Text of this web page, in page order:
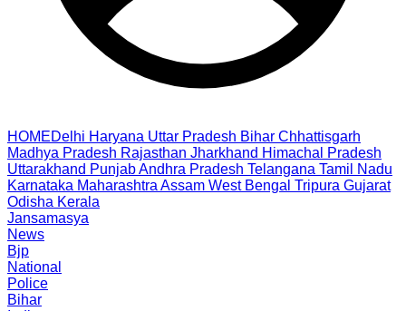
HOMEDelhi Haryana Uttar Pradesh Bihar Chhattisgarh
Madhya Pradesh Rajasthan Jharkhand Himachal Pradesh
Uttarakhand PunjabAndhra Pradesh Telangana Tamil Nadu
Karnataka Maharashtra Assam West Bengal Tripura Gujarat
Odisha Kerala
Jansamasya
News
Bjp
National
Police
Bihar